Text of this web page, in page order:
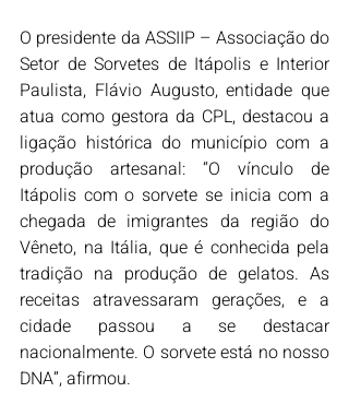
O presidente da ASSIIP – Associação do
Setor de Sorvetes de Itápolis e Interior
Paulista, Flávio Augusto, entidade que
atua como gestora da CPL, destacou a
ligação histórica do município com a
produção artesanal: “O vínculo de
Itápolis com o sorvete se inicia com a
chegada de imigrantes da região do
Vêneto, na Itália, que é conhecida pela
tradição na produção de gelatos. As
receitas atravessaram gerações, e a
cidade passou a se destacar
nacionalmente. O sorvete está no nosso
DNA”, afirmou.